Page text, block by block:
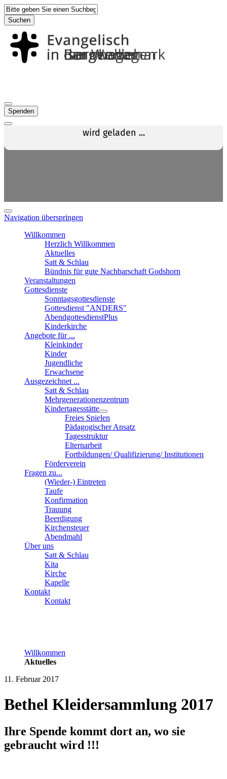
Suchen
Spenden
Navigation überspringen
Willkommen
Herzlich Willkommen
Aktuelles
Satt & Schlau
Bündnis für gute Nachbarschaft Godshorn
Veranstaltungen
Gottesdienste
Sonntagsgottesdienste
Gottesdienst "ANDERS"
AbendgottesdienstPlus
Kinderkirche
Angebote für ...
Kleinkinder
Kinder
Jugendliche
Erwachsene
Ausgezeichnet ...
Satt & Schlau
Mehrgenerationenzentrum
Kindertagesstätte
Freies Spielen
Pädagogischer Ansatz
Tagesstruktur
Elternarbeit
Fortbildungen/ Qualifizierung/ Institutionen
Förderverein
Fragen zu...
(Wieder-) Eintreten
Taufe
Konfirmation
Trauung
Beerdigung
Kirchensteuer
Abendmahl
Über uns
Satt & Schlau
Kita
Kirche
Kapelle
Kontakt
Kontakt
Willkommen
Aktuelles
11. Februar 2017
Bethel Kleidersammlung 2017
Ihre Spende kommt dort an, wo sie
gebraucht wird !!!